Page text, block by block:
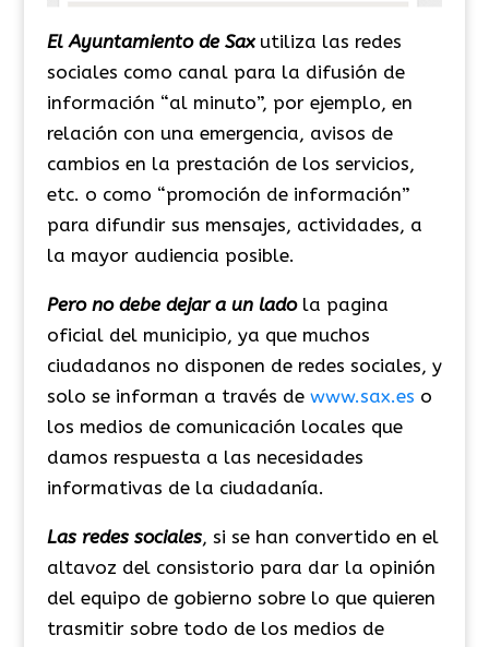
El Ayuntamiento de Saxutiliza las redes
sociales como canal para la difusión de
información “al minuto”, por ejemplo, en
relación con una emergencia, avisos de
cambios en la prestación de los servicios,
etc. o como “promoción de información”
para difundir sus mensajes, actividades, a
la mayor audiencia posible.
Pero no debe dejar a un ladola pagina
oficial del municipio, ya que muchos
ciudadanos no disponen de redes sociales, y
solo se informan a través de www.sax.es o
los medios de comunicación locales que
damos respuesta a las necesidades
informativas de la ciudadanía.
Las redes sociales, si se han convertido en el
altavoz del consistorio para dar la opinión
del equipo de gobierno sobre lo que quieren
trasmitir sobre todo de los medios de